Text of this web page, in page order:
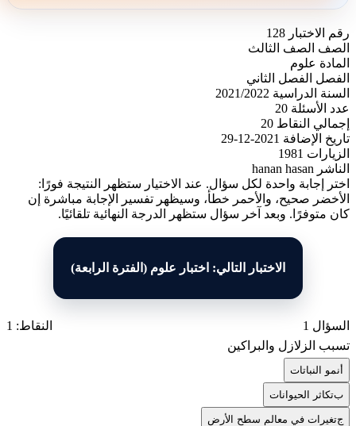
رقم الاختبار 128
الصف
الصف الثالث
المادة
علوم
الفصل
الفصل الثاني
السنة الدراسية 2021/2022
عدد الأسئلة 20
إجمالي النقاط 20
تاريخ الإضافة
2021-12-29
الزيارات
1981
الناشر hanan hasan
اختر إجابة واحدة لكل سؤال. عند الاختيار ستظهر النتيجة فورًا:
الأخضر صحيح، والأحمر خطأ، وسيظهر تفسير الإجابة مباشرة إن
كان متوفرًا. وبعد آخر سؤال ستظهر الدرجة النهائية تلقائيًا.
الاختبار التالي: اختبار علوم (الفترة الرابعة)
السؤال 1
النقاط: 1
تسبب الزلازل والبراكين
نمو النباتات
بتكاثر الحيوانات
جتغيرات في معالم سطح الأرض